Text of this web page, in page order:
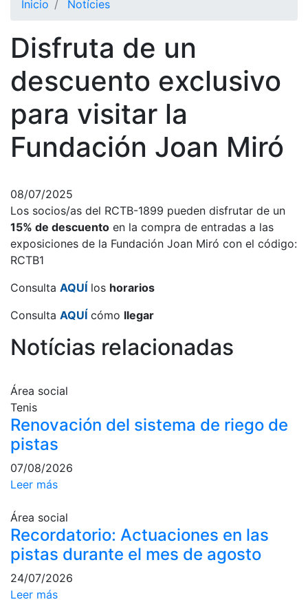
Historia
historia
Cronología
Presidentes
Organización
directiva
Comisiones
y comités
Estructura
ejecutiva
Fundación
Servicios
Preguntas
Trabaja con
nosotros
Área deportiva
Tenis
tenis
Next Gen
Palmarés
equipos
Leyendas
Inicio Notícies
Disfruta de un
descuento exclusivo
para visitar la
Fundación Joan Miró
08/07/2025
Los socios/as del RCTB-1899 pueden disfrutar de un
15% de descuento en la compra de entradas a las
exposiciones de la Fundación Joan Miró con el código:
RCTB1
Consulta AQUÍ los horarios
Consulta AQUÍ cómo llegar
Notícias relacionadas
Área social
Tenis
Renovación del sistema de riego de
pistas
07/08/2026
Leer más
Área social
Recordatorio: Actuaciones en las
pistas durante el mes de agosto
24/07/2026
Leer más